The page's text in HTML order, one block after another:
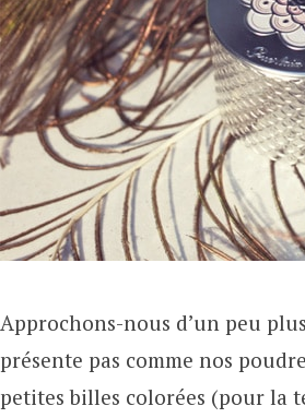
Approchons-nous d’un peu
présente pas comme nos
petites billes colorées (pour la